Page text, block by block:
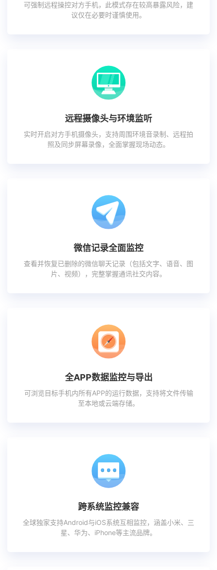
可强制远程操控对方手机，此模式存在较高暴露风险，建
议仅在必要时谨慎使用。
远程摄像头与环境监听
实时开启对方手机摄像头，支持周围环境音录制、远程拍
照及同步屏幕录像，全面掌握现场动态。
微信记录全面监控
查看并恢复已删除的微信聊天记录（包括文字、语音、图
片、视频），完整掌握通讯社交内容。
全APP数据监控与导出
可浏览目标手机内所有APP的运行数据，支持将文件传输
至本地或云端存储。
跨系统监控兼容
全球独家支持Android与iOS系统互相监控，涵盖小米、三
星、华为、iPhone等主流品牌。